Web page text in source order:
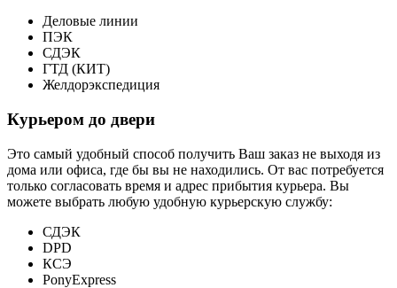
Деловые линии
ПЭК
СДЭК
ГТД (КИТ)
Желдорэкспедиция
Курьером до двери
Это самый удобный способ получить Ваш заказ не выходя из
дома или офиса, где бы вы не находились. От вас потребуется
только согласовать время и адрес прибытия курьера. Вы
можете выбрать любую удобную курьерскую службу:
СДЭК
DPD
КСЭ
PonyExpress